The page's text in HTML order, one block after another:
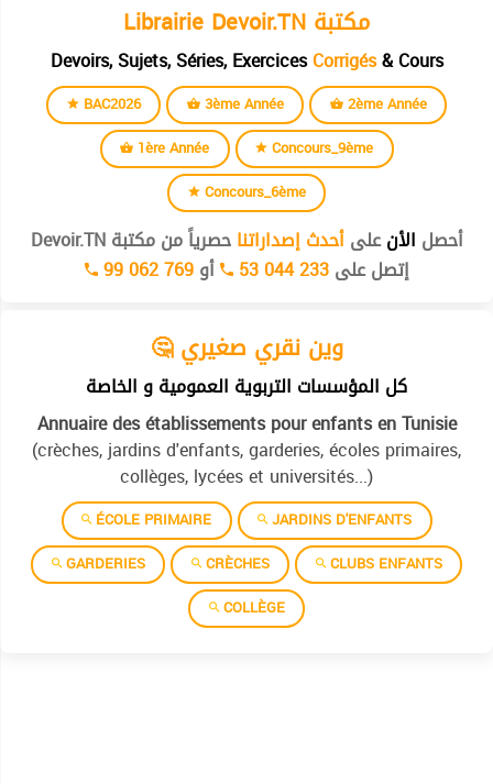
Librairie Devoir.TN مكتبة
Devoirs, Sujets, Séries, ExercicesCorrigés& Cours
BAC2026 3ème Année
2ème Année
1ère Année
Concours_9ème
Concours_6ème
أحصل الأنعلىأحدث إصداراتناحصرياً من مكتبة Devoir.TN
إتصل على53 044 233 أو99 062 769
🤔 وين نقري صغيري
كل المؤسسات التربوية العمومية و الخاصة
Annuaire des établissements pour enfants en Tunisie
(crèches, jardins d'enfants, garderies, écoles primaires,
collèges, lycées et universités...)
ÉCOLE PRIMAIRE
JARDINS D'ENFANTS
GARDERIES
CRÈCHES
CLUBS ENFANTS
COLLÈGE